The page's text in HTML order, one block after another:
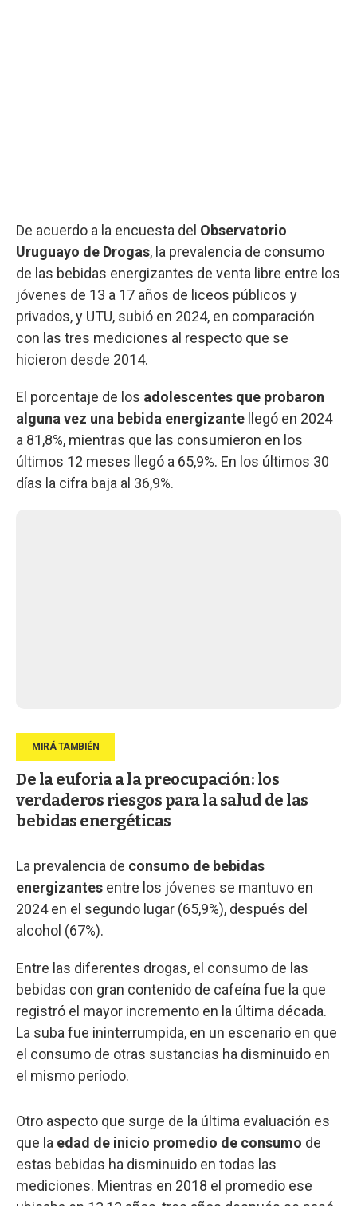
De acuerdo a la encuesta del Observatorio
Uruguayo de Drogas, la prevalencia de consumo
de las bebidas energizantes de venta libre entre los
jóvenes de 13 a 17 años de liceos públicos y
privados, y UTU, subió en 2024, en comparación
con las tres mediciones al respecto que se
hicieron desde 2014.
El porcentaje de los adolescentes que probaron
alguna vez una bebida energizante llegó en 2024
a 81,8%, mientras que las consumieron en los
últimos 12 meses llegó a 65,9%. En los últimos 30
días la cifra baja al 36,9%.
De la euforia a la preocupación: los
verdaderos riesgos para la salud de las
bebidas energéticas
La prevalencia de consumo de bebidas
energizantes entre los jóvenes se mantuvo en
2024 en el segundo lugar (65,9%), después del
alcohol (67%).
Entre las diferentes drogas, el consumo de las
bebidas con gran contenido de cafeína fue la que
registró el mayor incremento en la última década.
La suba fue ininterrumpida, en un escenario en que
el consumo de otras sustancias ha disminuido en
el mismo período.
Otro aspecto que surge de la última evaluación es
que la edad de inicio promedio de consumo de
estas bebidas ha disminuido en todas las
mediciones. Mientras en 2018 el promedio ese